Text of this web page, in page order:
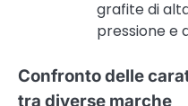
grafite di
pressione e
Confronto delle
tra diverse marche